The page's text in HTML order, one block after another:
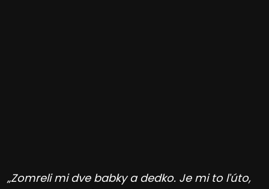
„Zomreli mi dve babky a dedko. Je mi to ľúto,